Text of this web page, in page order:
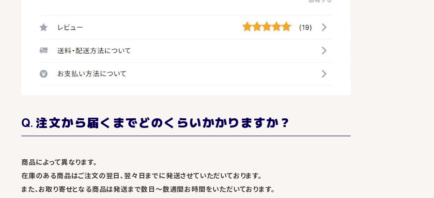
注文から届くまでどのくらいかかりますか？
商品によって異なります。
在庫のある商品はご注文の翌日、翌々日までに発送させていただいております。
また、お取り寄せとなる商品は発送まで数日～数週間お時間をいただいております。